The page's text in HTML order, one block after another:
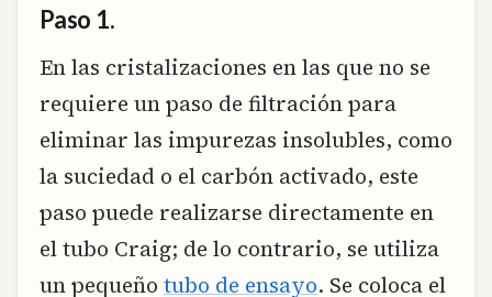
Paso 1.
En las cristalizaciones en las que no se
requiere un paso de filtración para
eliminar las impurezas insolubles, como
la suciedad o el carbón activado, este
paso puede realizarse directamente en
el tubo Craig; de lo contrario, se utiliza
un pequeño tubo de ensayo. Se coloca el